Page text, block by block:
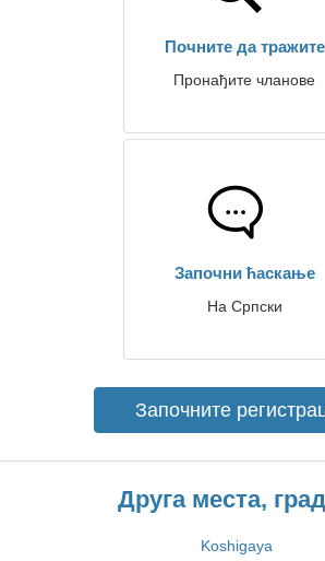
Почните да тражите
Пронађите чланове
Започни ћаскање
На Српски
Започните
Друга места,
Koshigaya